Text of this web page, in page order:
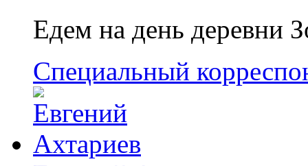
Едем на день деревни
Специальный